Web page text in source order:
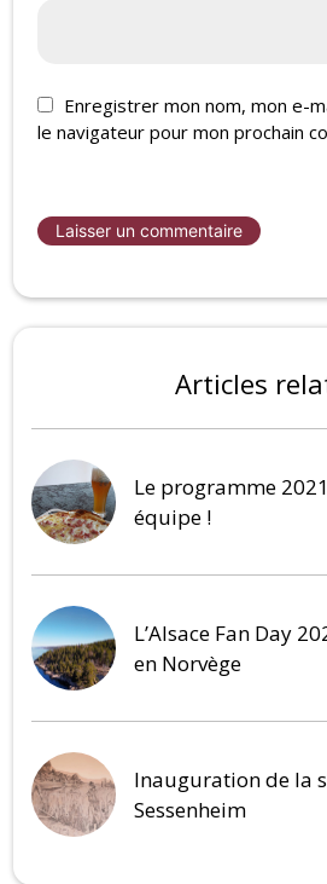
Enregistrer mon nom, mon e-
le navigateur pour mon prochain
Articles
Le programme
équipe !
L’Alsace Fan Day
en Norvège
Inauguration de la
Sessenheim